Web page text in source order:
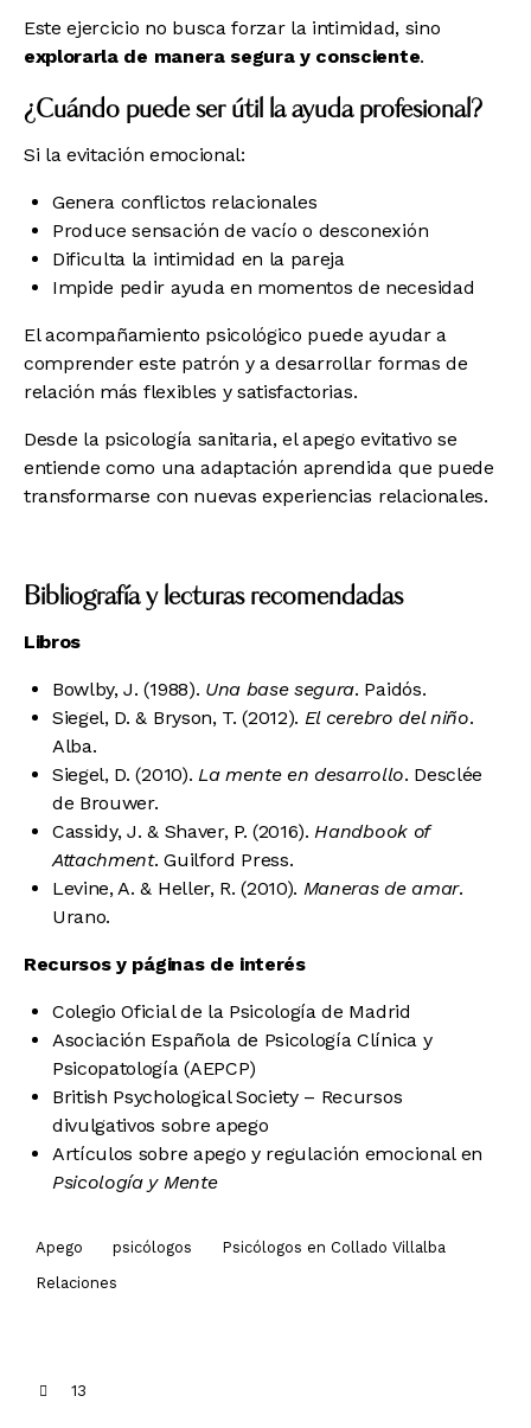
Este ejercicio no busca forzar la intimidad, sino
explorarla de manera segura y consciente.
¿Cuándo puede ser útil la ayuda profesional?
Si la evitación emocional:
Genera conflictos relacionales
Produce sensación de vacío o desconexión
Dificulta la intimidad en la pareja
Impide pedir ayuda en momentos de necesidad
El acompañamiento psicológico puede ayudar a
comprender este patrón y a desarrollar formas de
relación más flexibles y satisfactorias.
Desde la psicología sanitaria, el apego evitativo se
entiende como una adaptación aprendida que puede
transformarse con nuevas experiencias relacionales.
Bibliografía y lecturas recomendadas
Libros
Bowlby, J. (1988). Una base segura. Paidós.
Siegel, D. & Bryson, T. (2012). El cerebro del niño.
Alba.
Siegel, D. (2010). La mente en desarrollo. Desclée
de Brouwer.
Cassidy, J. & Shaver, P. (2016).Handbook of
Attachment. Guilford Press.
Levine, A. & Heller, R. (2010). Maneras de amar.
Urano.
Recursos y páginas de interés
Colegio Oficial de la Psicología de Madrid
Asociación Española de Psicología Clínica y
Psicopatología (AEPCP)
British Psychological Society – Recursos
divulgativos sobre apego
Artículos sobre apego y regulación emocional en
Psicología y Mente
Apego psicólogos
Psicólogos en Collado Villalba
Relaciones
13